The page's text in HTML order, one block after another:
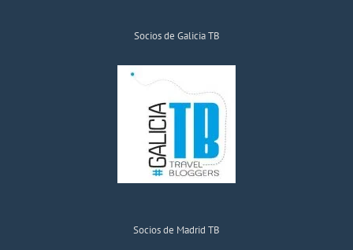
Socios de Galicia TB
Socios de Madrid TB